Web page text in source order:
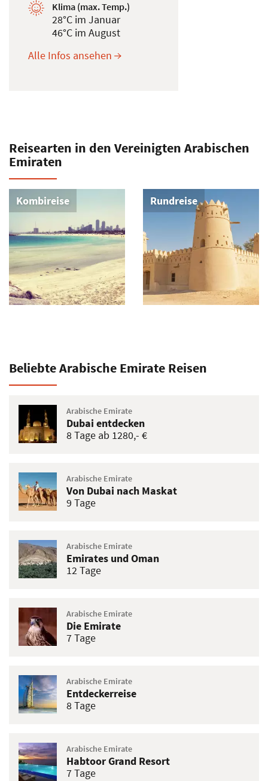
Klima (max. Temp.)
28°C im Januar
46°C im August
Alle Infos ansehen
Reisearten in den Vereinigten Arabischen
Emiraten
Kombireise Rundreise
Beliebte Arabische Emirate Reisen
Arabische Emirate
Dubai entdecken
8 Tage ab 1280,- €
Arabische Emirate
Von Dubai nach Maskat
9 Tage
Arabische Emirate
Emirates und Oman
12 Tage
Arabische Emirate
Die Emirate
7 Tage
Arabische Emirate
Entdeckerreise
8 Tage
Arabische Emirate
Habtoor Grand Resort
7 Tage